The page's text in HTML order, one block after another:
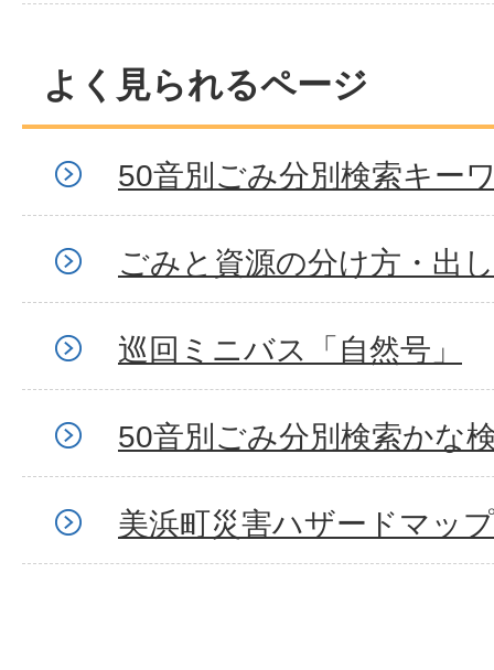
よく見られるページ
50音別ごみ分別検索キー
ごみと資源の分け方・出
巡回ミニバス「自然号」
50音別ごみ分別検索かな
美浜町災害ハザードマップ